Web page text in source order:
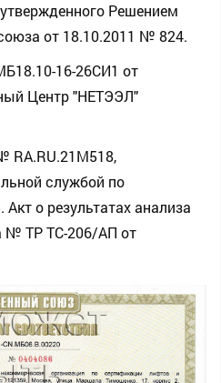
Решением
от 18.10.2011 № 824.
16-26СИ1 от
Центр "НЕТЭЭЛ"
RA.RU.21M518,
службой по
о результатах анализа
№ ТР ТС-206/АП от